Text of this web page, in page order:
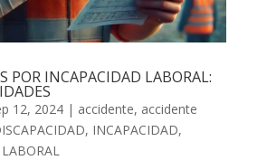
POR INCAPACIDAD LABORAL:
12, 2024| accidente, accidente
, INCAPACIDAD,
LABORAL